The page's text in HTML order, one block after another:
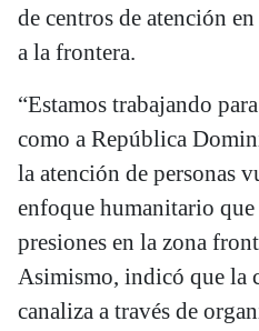
de centros de atención
a la frontera.
“Estamos trabajando
como a República
la atención de personas
enfoque humanitario
presiones en la zona
Asimismo, indicó que la
canaliza a través de